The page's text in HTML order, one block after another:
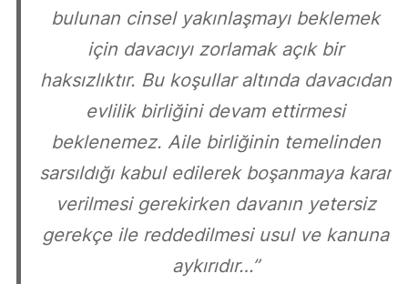
bulunan cinsel yakınlaşmayı beklemek
için davacıyı zorlamak açık bir
haksızlıktır. Bu koşullar altında davacıdan
evlilik birliğini devam ettirmesi
beklenemez. Aile birliğinin temelinden
sarsıldığı kabul edilerek boşanmaya karar
verilmesi gerekirken davanın yetersiz
gerekçe ile reddedilmesi usul ve kanuna
aykırıdır…”